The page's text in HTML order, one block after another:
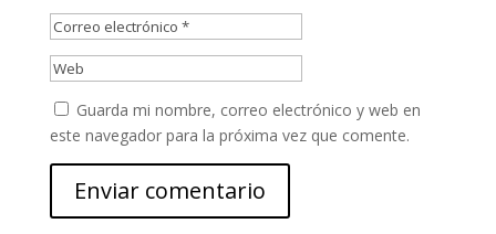
Guarda mi nombre, correo electrónico y web en
este navegador para la próxima vez que comente.